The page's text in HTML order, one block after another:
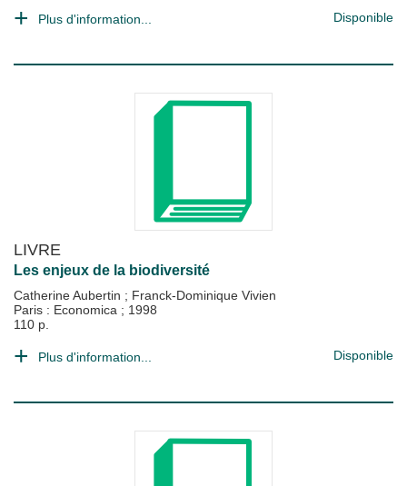
Plus d'information... Disponible
LIVRE
Les enjeux de la biodiversité
Catherine Aubertin ; Franck-Dominique Vivien
Paris : Economica ; 1998
110 p.
Plus d'information... Disponible